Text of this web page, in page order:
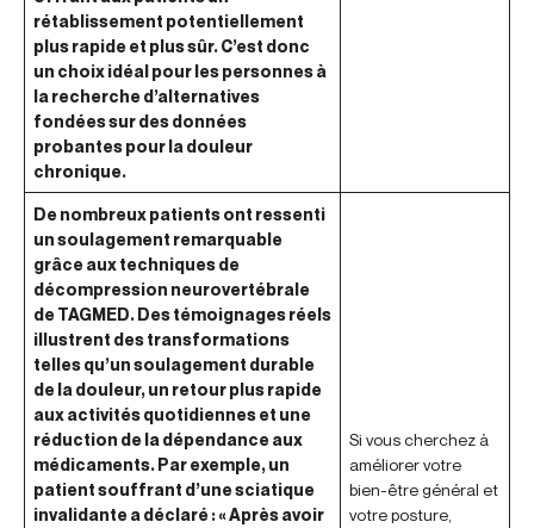
rétablissement potentiellement
plus rapide et plus sûr. C’est donc
un choix idéal pour les personnes à
la recherche d’alternatives
fondées sur des données
probantes pour la douleur
chronique.
De nombreux patients ont ressenti
un soulagement remarquable
grâce aux techniques de
décompression neurovertébrale
de TAGMED. Des témoignages réels
illustrent des transformations
telles qu’un soulagement durable
de la douleur, un retour plus rapide
aux activités quotidiennes et une
réduction de la dépendance aux
médicaments. Par exemple, un
patient souffrant d’une sciatique
invalidante a déclaré : « Après avoir
Si vous cherchez à
améliorer votre
bien-être général et
votre posture,